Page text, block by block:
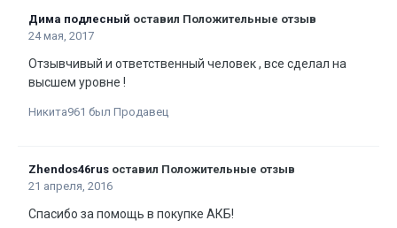
Дима подлесный оставил Положительные отзыв
24 мая, 2017
Отзывчивый и ответственный человек , все сделал на
высшем уровне !
Никита961 был Продавец
Zhendos46rus оставил Положительные отзыв
21 апреля, 2016
Спасибо за помощь в покупке АКБ!